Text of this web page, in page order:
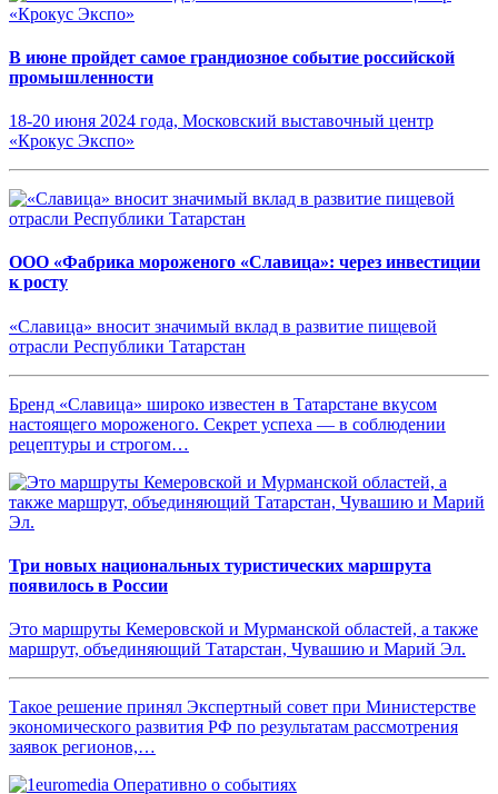
В июне пройдет самое грандиозное событие российской
промышленности
18-20 июня 2024 года, Московский выставочный центр
«Крокус Экспо»
ООО «Фабрика мороженого «Славица»: через инвестиции
к росту
«Славица» вносит значимый вклад в развитие пищевой
отрасли Республики Татарстан
Бренд «Славица» широко известен в Татарстане вкусом
настоящего мороженого. Секрет успеха — в соблюдении
рецептуры и строгом…
Три новых национальных туристических маршрута
появилось в России
Это маршруты Кемеровской и Мурманской областей, а также
маршрут, объединяющий Татарстан, Чувашию и Марий Эл.
Такое решение принял Экспертный совет при Министерстве
экономического развития РФ по результатам рассмотрения
заявок регионов,…